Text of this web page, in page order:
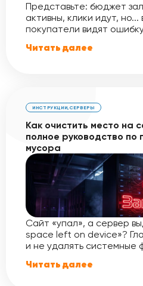
Представьте: бюджет
активны, клики идут,
покупатели видят
Читать далее
ИНСТРУКЦИИ, СЕРВЕРЫ
Как очистить место на
полное руководство по
мусора
Сайт «упал», а сервер
space left on device»?
и не удалять системные
Читать далее